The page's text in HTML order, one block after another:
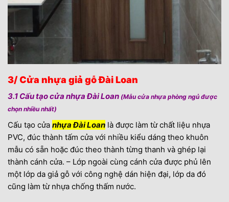
3/ Cửa nhựa giả gỗ Đài Loan
3.1 Cấu tạo cửa nhựa Đài Loan (Mẫu cửa nhựa phòng ngủ được
chọn nhiều nhất)
Cấu tạo cửa nhựa Đài Loan là được làm từ chất liệu nhựa
PVC, đúc thành tấm cửa với nhiều kiểu dáng theo khuôn
mẫu có sẵn hoặc đúc theo thành từng thanh và ghép lại
thành cánh cửa. – Lớp ngoài cùng cánh cửa được phủ lên
một lớp da giả gỗ với công nghệ dán hiện đại, lớp da đó
cũng làm từ nhựa chống thấm nước.